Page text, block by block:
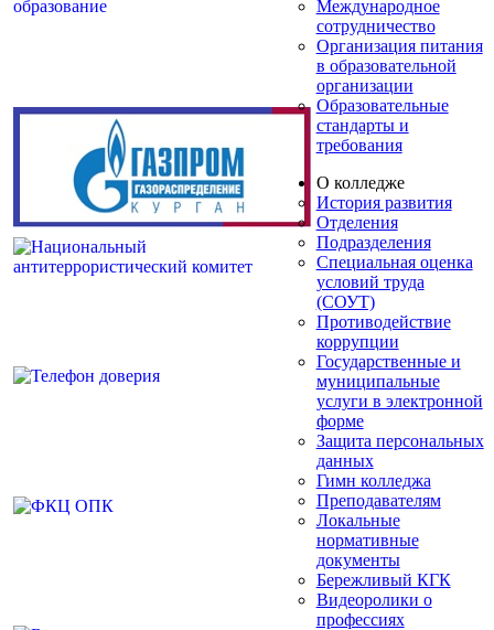
Международное
сотрудничество
Организация питания
в образовательной
организации
Образовательные
стандарты и
требования
О колледже
История развития
Отделения
Подразделения
Специальная оценка
условий труда
(СОУТ)
Противодействие
коррупции
Государственные и
муниципальные
услуги в электронной
форме
Защита персональных
данных
Гимн колледжа
Преподавателям
Локальные
нормативные
документы
Бережливый КГК
Видеоролики о
профессиях